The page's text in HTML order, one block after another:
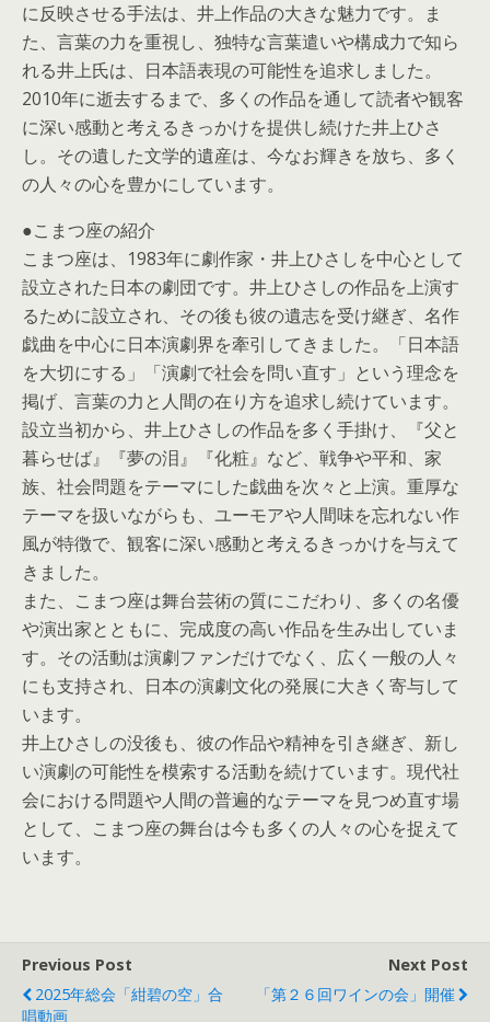
に反映させる手法は、井上作品の大きな魅力です。ま
た、言葉の力を重視し、独特な言葉遣いや構成力で知ら
れる井上氏は、日本語表現の可能性を追求しました。
2010年に逝去するまで、多くの作品を通して読者や観客
に深い感動と考えるきっかけを提供し続けた井上ひさ
し。その遺した文学的遺産は、今なお輝きを放ち、多く
の人々の心を豊かにしています。
●こまつ座の紹介
こまつ座は、1983年に劇作家・井上ひさしを中心として
設立された日本の劇団です。井上ひさしの作品を上演す
るために設立され、その後も彼の遺志を受け継ぎ、名作
戯曲を中心に日本演劇界を牽引してきました。「日本語
を大切にする」「演劇で社会を問い直す」という理念を
掲げ、言葉の力と人間の在り方を追求し続けています。
設立当初から、井上ひさしの作品を多く手掛け、『父と
暮らせば』『夢の泪』『化粧』など、戦争や平和、家
族、社会問題をテーマにした戯曲を次々と上演。重厚な
テーマを扱いながらも、ユーモアや人間味を忘れない作
風が特徴で、観客に深い感動と考えるきっかけを与えて
きました。
また、こまつ座は舞台芸術の質にこだわり、多くの名優
や演出家とともに、完成度の高い作品を生み出していま
す。その活動は演劇ファンだけでなく、広く一般の人々
にも支持され、日本の演劇文化の発展に大きく寄与して
います。
井上ひさしの没後も、彼の作品や精神を引き継ぎ、新し
い演劇の可能性を模索する活動を続けています。現代社
会における問題や人間の普遍的なテーマを見つめ直す場
として、こまつ座の舞台は今も多くの人々の心を捉えて
います。
Previous Post
2025年総会「紺碧の空」合
唱動画
Next Post
「第２６回ワインの会」開催